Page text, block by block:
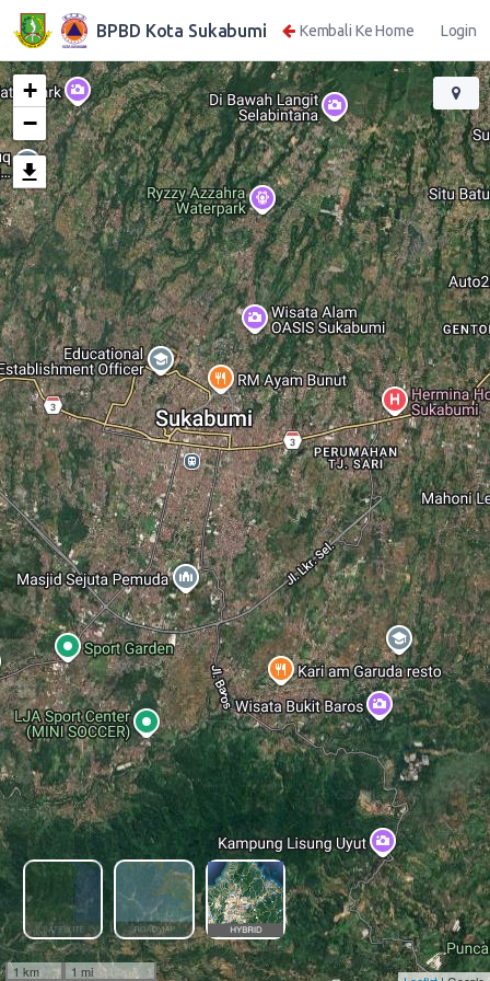
BPBD Kota Sukabumi Kembali Ke Home Login
+
−
1 km 1 mi